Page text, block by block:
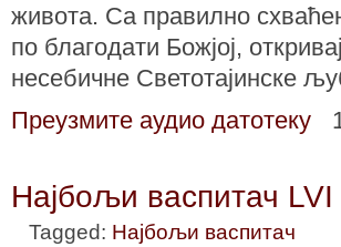
живота. Са правилно
по благодати Божјој,
несебичне Светотајинске
Преузмите аудио датотеку
Најбољи васпитач LVI
Tagged: Најбољи васпитач